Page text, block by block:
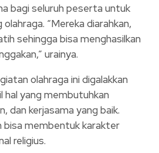
bagi seluruh peserta untuk
“Mereka diarahkan,
sehingga bisa menghasilkan
urainya.
olahraga ini digalakkan
hal yang membutuhkan
dan kerjasama yang baik.
bisa membentuk karakter
religius.